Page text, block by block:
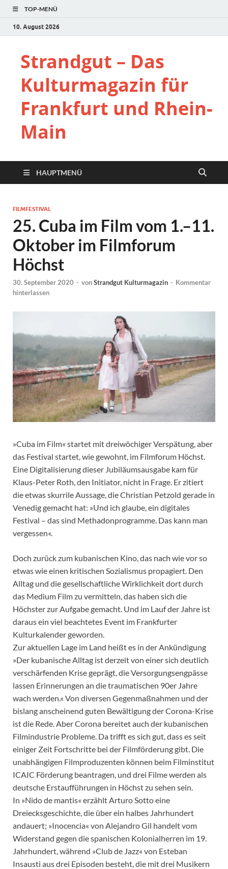
TOP-MENÜ
10. August 2026
Strandgut – Das
Kulturmagazin für
Frankfurt und Rhein-
Main
HAUPTMENÜ
FILMFESTIVAL
25. Cuba im Film vom 1.–11.
Oktober im Filmforum
Höchst
30. September 2020 - vonStrandgut Kulturmagazin - Kommentar
hinterlassen
»Cuba im Film« startet mit dreiwöchiger Verspätung, aber
das Festival startet, wie gewohnt, im Filmforum Höchst.
Eine Digitalisierung dieser Jubiläumsausgabe kam für
Klaus-Peter Roth, den Initiator, nicht in Frage. Er zitiert
die etwas skurrile Aussage, die Christian Petzold gerade in
Venedig gemacht hat: »Und ich glaube, ein digitales
Festival – das sind Methadonprogramme. Das kann man
vergessen«.
Doch zurück zum kubanischen Kino, das nach wie vor so
etwas wie einen kritischen Sozialismus propagiert. Den
Alltag und die gesellschaftliche Wirklichkeit dort durch
das Medium Film zu vermitteln, das haben sich die
Höchster zur Aufgabe gemacht. Und im Lauf der Jahre ist
daraus ein viel beachtetes Event im Frankfurter
Kulturkalender geworden.
Zur aktuellen Lage im Land heißt es in der Ankündigung
»Der kubanische Alltag ist derzeit von einer sich deutlich
verschärfenden Krise geprägt, die Versorgungsengpässe
lassen Erinnerungen an die traumatischen 90er Jahre
wach werden.« Von diversen Gegenmaßnahmen und der
bislang anscheinend guten Bewältigung der Corona-Krise
ist die Rede. Aber Corona bereitet auch der kubanischen
Filmindustrie Probleme. Da trifft es sich gut, dass es seit
einiger Zeit Fortschritte bei der Filmförderung gibt. Die
unabhängigen Filmproduzenten können beim Filminstitut
ICAIC Förderung beantragen, und drei Filme werden als
deutsche Erstaufführungen in Höchst zu sehen sein.
In »Nido de mantis« erzählt Arturo Sotto eine
Dreiecksgeschichte, die über ein halbes Jahrhundert
andauert; »Inocencia« von Alejandro Gil handelt vom
Widerstand gegen die spanischen Kolonialherren im 19.
Jahrhundert, während »Club de Jazz« von Esteban
Insausti aus drei Episoden besteht, die mit drei Musikern